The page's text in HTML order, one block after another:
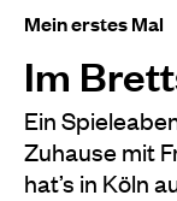
Mein erstes Mal
Im
Ein
Zuhause mit
hat’s in Köln